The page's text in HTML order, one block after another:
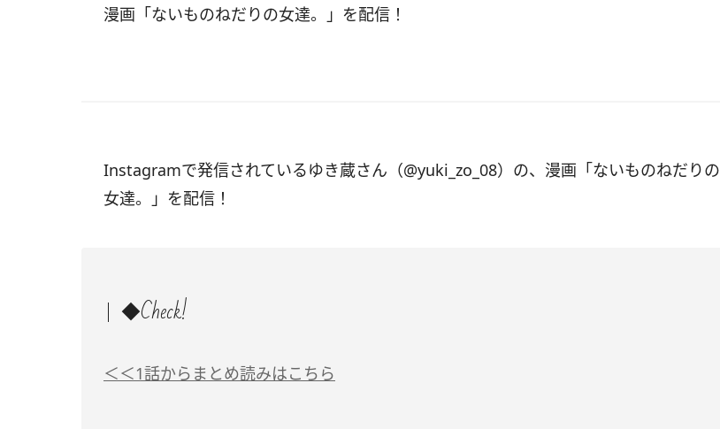
漫画「ないものねだりの女達。」を配信！
Instagramで発信されているゆき蔵さん（@yuki_zo_08）の、漫画「ないものねだりの
女達。」を配信！
◆Check!
＜＜1話からまとめ読みはこちら